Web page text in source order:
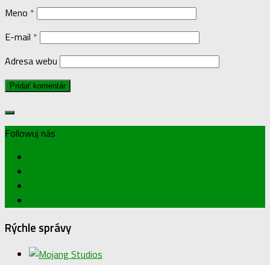
Meno *
E-mail *
Adresa webu
Followuj nás
Rýchle správy